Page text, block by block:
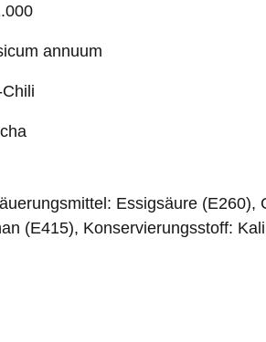
annuum
Essigsäure
(E415), Konservierungsstoff: